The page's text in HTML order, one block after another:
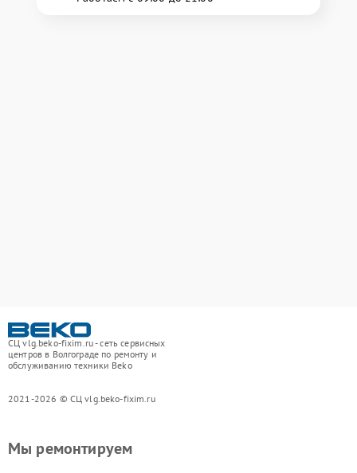
СЦ vlg.beko-fixim.ru - сеть сервисных
центров в Волгограде по ремонту и
обслуживанию техники Beko
2021-2026 © СЦ vlg.beko-fixim.ru
Мы ремонтируем